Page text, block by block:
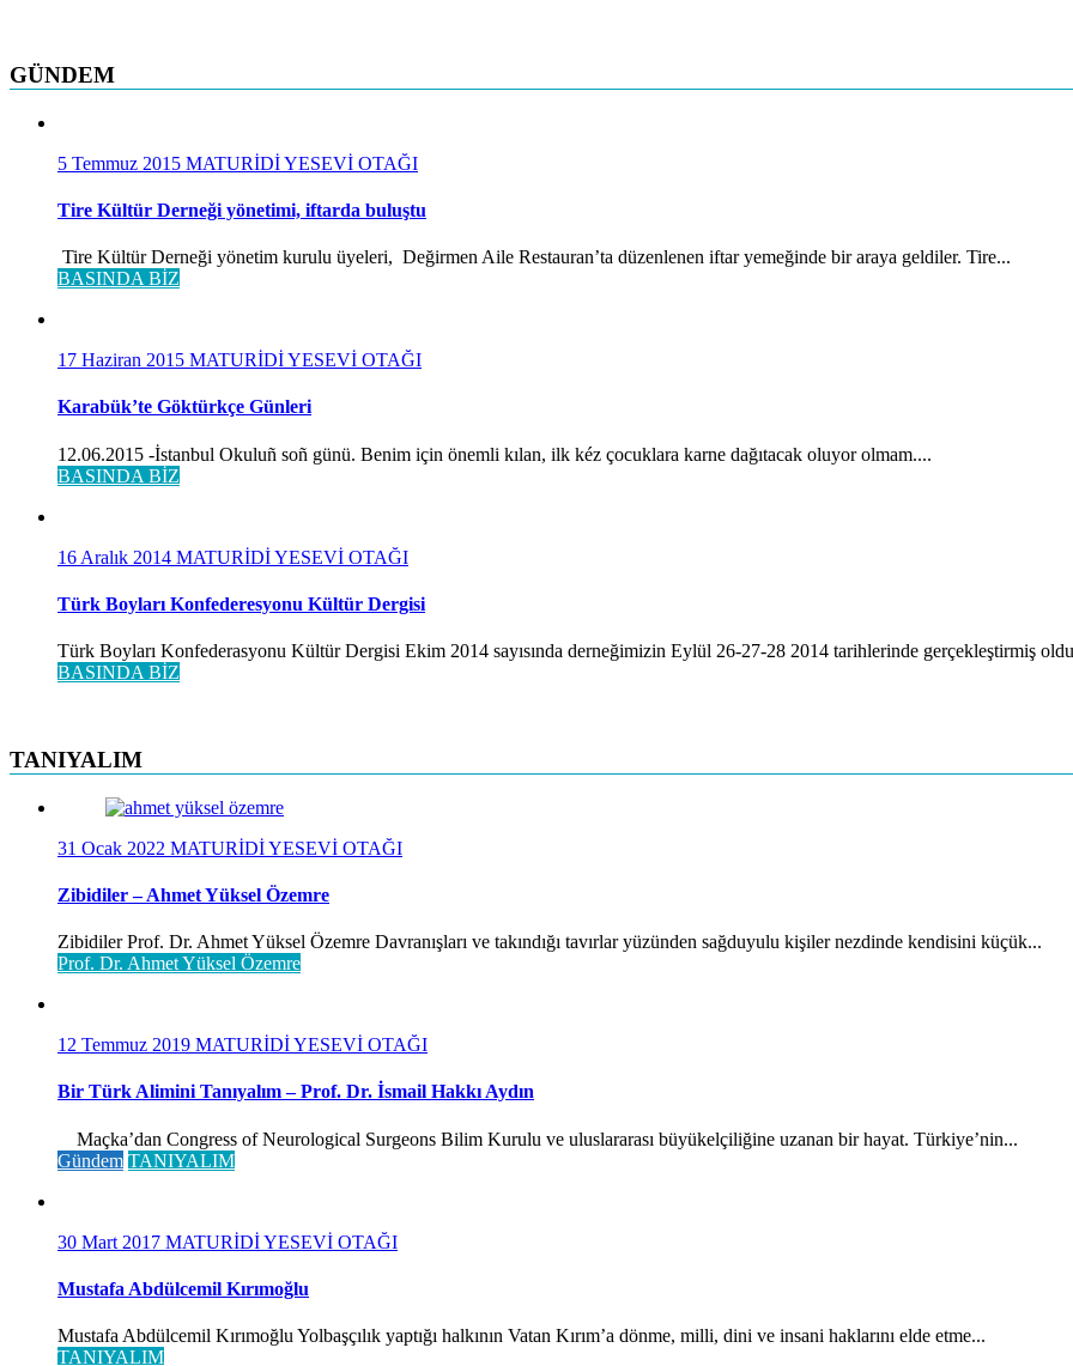
GÜNDEM
5 Temmuz 2015 MATURİDİ YESEVİ OTAĞI
Tire Kültür Derneği yönetimi, iftarda buluştu
Tire Kültür Derneği yönetim kurulu üyeleri, Değirmen Aile Restauran’ta düzenlenen iftar yemeğinde bir araya geldiler. Tire...
BASINDA BİZ
17 Haziran 2015 MATURİDİ YESEVİ OTAĞI
Karabük’te Göktürkçe Günleri
12.06.2015 -İstanbul Okuluñ soñ günü. Benim için önemli kılan, ilk kéz çocuklara karne dağıtacak oluyor olmam....
BASINDA BİZ
16 Aralık 2014 MATURİDİ YESEVİ OTAĞI
Türk Boyları Konfederesyonu Kültür Dergisi
Türk Boyları Konfederasyonu Kültür Dergisi Ekim 2014 sayısında derneğimizin Eylül 26-27-28 2014 tarihlerinde gerçekleştirmiş
BASINDA BİZ
TANIYALIM
31 Ocak 2022 MATURİDİ YESEVİ OTAĞI
Zibidiler – Ahmet Yüksel Özemre
Zibidiler Prof. Dr. Ahmet Yüksel Özemre Davranışları ve takındığı tavırlar yüzünden sağduyulu kişiler nezdinde kendisini küçük...
Prof. Dr. Ahmet Yüksel Özemre
12 Temmuz 2019 MATURİDİ YESEVİ OTAĞI
Bir Türk Alimini Tanıyalım – Prof. Dr. İsmail Hakkı Aydın
Maçka’dan Congress of Neurological Surgeons Bilim Kurulu ve uluslararası büyükelçiliğine uzanan bir hayat. Türkiye’nin...
Gündem TANIYALIM
30 Mart 2017 MATURİDİ YESEVİ OTAĞI
Mustafa Abdülcemil Kırımoğlu
Mustafa Abdülcemil Kırımoğlu Yolbaşçılık yaptığı halkının Vatan Kırım’a dönme, milli, dini ve insani haklarını elde etme...
TANIYALIM